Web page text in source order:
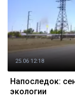
25.06 12:18
Напоследок:
экологии